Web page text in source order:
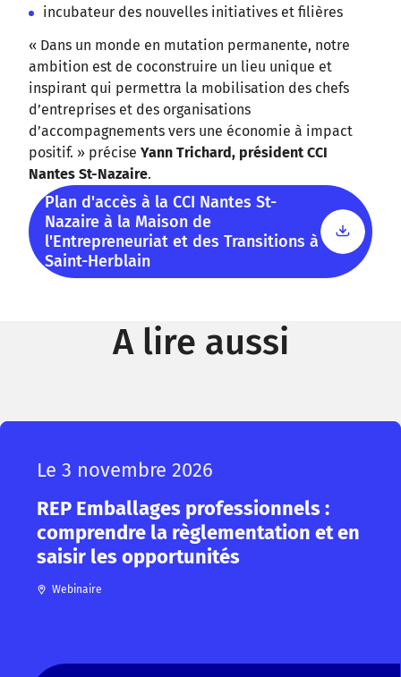
incubateur des nouvelles initiatives et filières
« Dans un monde en mutation permanente, notre
ambition est de coconstruire un lieu unique et
inspirant qui permettra la mobilisation des chefs
d’entreprises et des organisations
d’accompagnements vers une économie à impact
positif. » précise Yann Trichard, président CCI
Nantes St-Nazaire.
Plan d'accès à la CCI Nantes St-
Nazaire à la Maison de
l'Entrepreneuriat et des Transitions à
Saint-Herblain
A lire aussi
Le 3 novembre 2026
REP Emballages professionnels :
comprendre la règlementation et en
saisir les opportunités
Webinaire